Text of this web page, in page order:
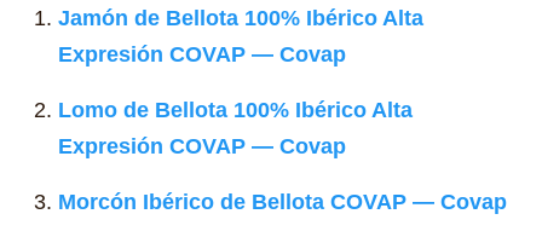
Jamón de Bellota 100% Ibérico Alta
Expresión COVAP — Covap
Lomo de Bellota 100% Ibérico Alta
Expresión COVAP — Covap
Morcón Ibérico de Bellota COVAP — Covap